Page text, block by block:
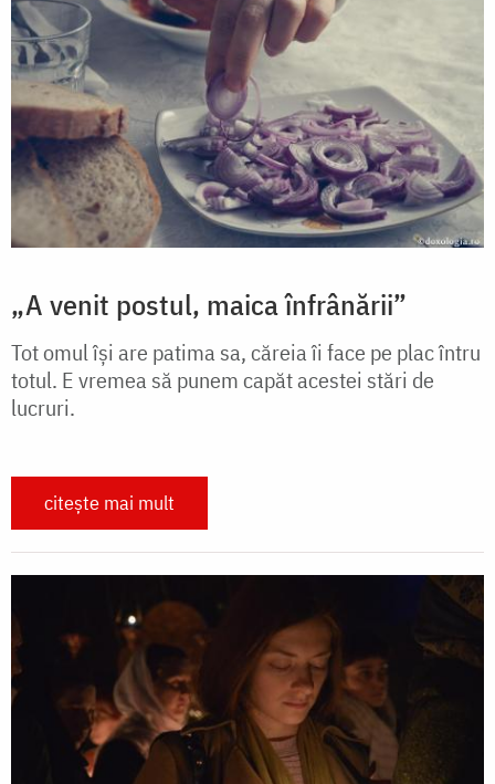
„A venit postul, maica înfrânării”
Tot omul își are patima sa, căreia îi face pe plac întru
totul. E vremea să punem capăt acestei stări de
lucruri.
citește mai mult